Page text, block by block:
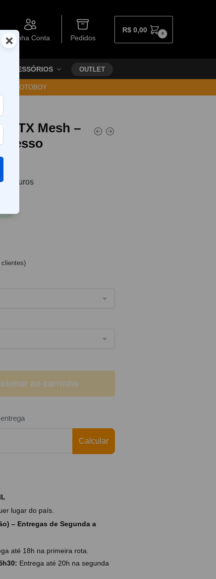
Minha Conta Pedidos
R$ 0,00 0
ACESSÓRIOS OUTLET
MOTOBOY
GTX Mesh –
juros
ao carrinho
Calcular
lugar do país.
– Entregas de Segunda a
até 18h na primeira rota.
Entrega até 20h na segunda
×